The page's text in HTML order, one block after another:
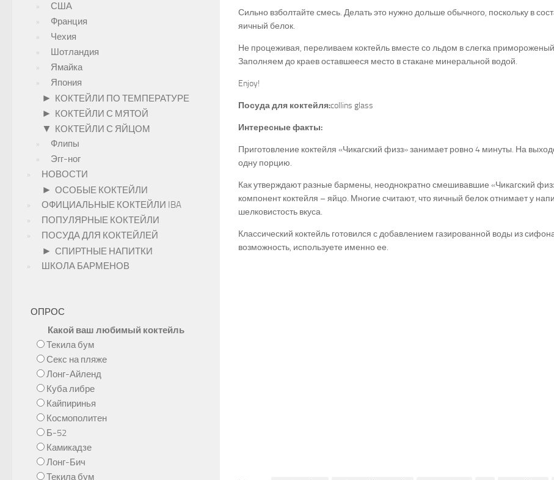
Сильно взболтайте смесь. Делать это нужно дольше обычного, поскольку в
яичный белок.
Не процеживая, переливаем коктейль вместе со льдом в слегка
Заполняем до краев оставшееся место в стакане минеральной водой.
Enjoy!
Посуда для коктейля:collins glass
Интересные факты:
Приготовление коктейля «Чикагский физз» занимает ровно 4 минуты. На
одну порцию.
Как утверждают разные бармены, неоднократно смешивавшие «Чикагский
компонент коктейля – яйцо. Многие считают, что яичный белок отнимает у
шелковистость вкуса.
Классический коктейль готовился с добавлением газированной воды из
возможность, используете именно ее.
США
Франция
Чехия
Шотландия
Ямайка
Япония
► КОКТЕЙЛИ ПО ТЕМПЕРАТУРЕ
► КОКТЕЙЛИ С МЯТОЙ
▼ КОКТЕЙЛИ С ЯЙЦОМ
Флипы
Эгг-ног
НОВОСТИ
► ОСОБЫЕ КОКТЕЙЛИ
ОФИЦИАЛЬНЫЕ КОКТЕЙЛИ IBA
ПОПУЛЯРНЫЕ КОКТЕЙЛИ
ПОСУДА ДЛЯ КОКТЕЙЛЕЙ
► СПИРТНЫЕ НАПИТКИ
ШКОЛА БАРМЕНОВ
ОПРОС
Какой ваш любимый коктейль
Текила бум
Секс на пляже
Лонг-Айленд
Куба либре
Кайпиринья
Космополитен
Б-52
Камикадзе
Лонг-Бич
Текила бум